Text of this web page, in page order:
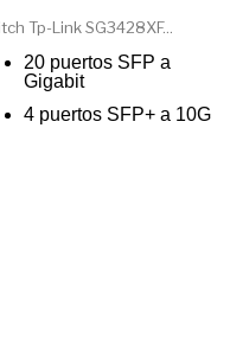
Tp-Link SG3428XF...
20 puertos SFP a
Gigabit
4 puertos SFP+ a 10G